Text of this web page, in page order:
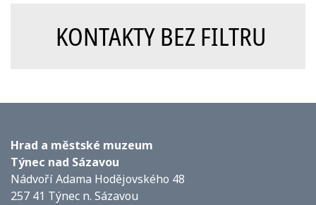
KONTAKTY BEZ FILTRU
Hrad a městské muzeum
Týnec nad Sázavou
Nádvoří Adama Hodějovského 48
257 41 Týnec n. Sázavou